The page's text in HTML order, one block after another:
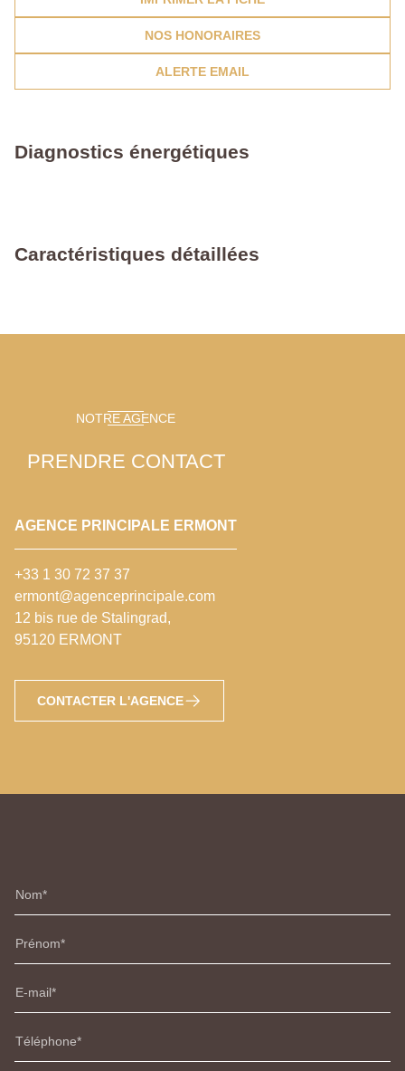
NOS HONORAIRES
ALERTE EMAIL
Diagnostics énergétiques
Caractéristiques détaillées
NOTRE AGENCE
PRENDRE CONTACT
AGENCE PRINCIPALE ERMONT
+33 1 30 72 37 37
ermont@agenceprincipale.com
12 bis rue de Stalingrad,
95120 ERMONT
CONTACTER L'AGENCE
Nom
Prénom
E-mail
Téléphone